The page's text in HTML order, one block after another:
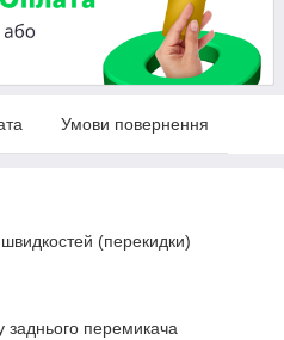
Умови повернення
(перекидки)
заднього перемикача